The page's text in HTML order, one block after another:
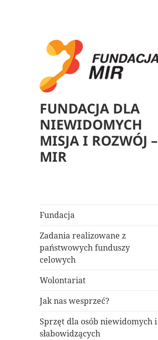
FUNDACJA DLA
NIEWIDOMYCH
MISJA I ROZWÓJ –
MIR
Fundacja
Zadania realizowane z
państwowych funduszy
celowych
Wolontariat
Jak nas wesprzeć?
Sprzęt dla osób niewidomych i
słabowidzących